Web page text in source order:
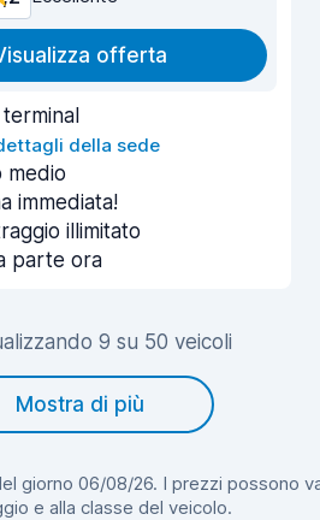
offerta
della sede
medio
immediata!
illimitato
parte ora
9 su 50 veicoli
Mostra di più
giorno 06/08/26. I prezzi possono
e alla classe del veicolo.